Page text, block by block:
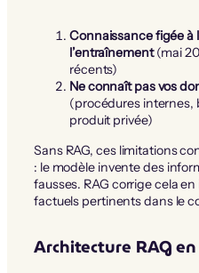
Connaissance figée à
l’entraînement(mai
récents)
Ne connaît pas vos
(procédures internes,
produit privée)
Sans RAG, ces limitations
: le modèle invente des
fausses. RAG corrige cela
factuels pertinents dans le
Architecture RAG